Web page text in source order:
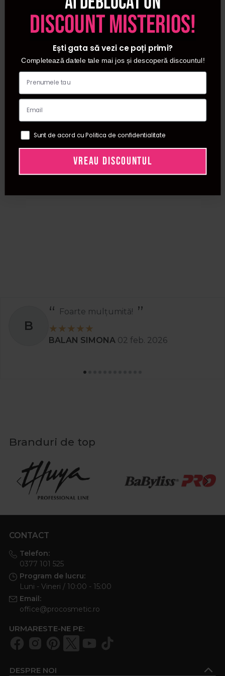
masti de regenerare, antirid, calmante, de curatare.
B
Foarte mulțumită!
BALAN SIMONA 02 feb. 2026
Branduri de top
CONTACT
Telefon:
0377 101 525
Program de lucru:
Luni - Vineri / 10:00 - 15:00
Email:
office@procosmetic.ro
URMARESTE-NE PE:
DESPRE NOI
discount misterios!
Ești gata să vezi ce poți primi?
Completează datele tale mai jos și descoperă discountul!
Sunt de acord cu Politica de confidentialitate
VREAU DISCOUNTUL